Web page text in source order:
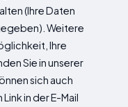
(Ihre Daten
Weitere
Ihre
Sie in unserer
sich auch
in der E-Mail